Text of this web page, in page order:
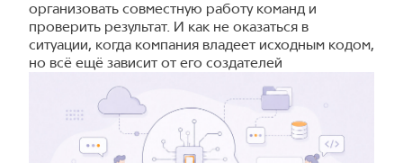
организовать совместную работу команд и
проверить результат. И как не оказаться в
ситуации, когда компания владеет исходным кодом,
но всё ещё зависит от его создателей